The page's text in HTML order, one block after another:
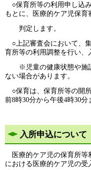
○保育所等の利用申し込
もとに、医療的ケア児保
判定します。
○上記審査会において、
育所等の利用調整を行い、
※児童の健康状態や施設
ない場合があります。
○保育は、保育所等の開
前8時30分から午後4時30分
入所申込について
医療的ケア児の保育所等
における医療的ケア児の